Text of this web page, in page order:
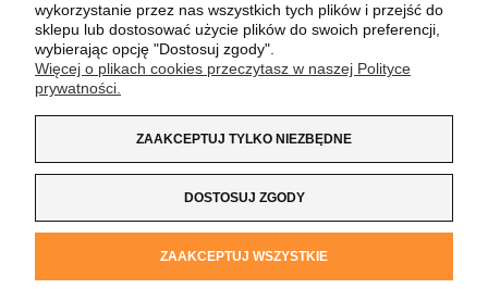
PŁATNOŚCI I DOSTAWA
O NAS
Kochanowskiego 37/K5 |33-100 Tarnów| tel.:
e-mail:sklep@koszulkazlogo.pl
wykorzystanie przez nas wszystkich tych plików i przejść do
sklepu lub dostosować użycie plików do swoich preferencji,
wybierając opcję "Dostosuj zgody".
Więcej o plikach cookies przeczytasz w naszej Polityce
prywatności.
ZAAKCEPTUJ TYLKO NIEZBĘDNE
DOSTOSUJ ZGODY
ZAAKCEPTUJ WSZYSTKIE